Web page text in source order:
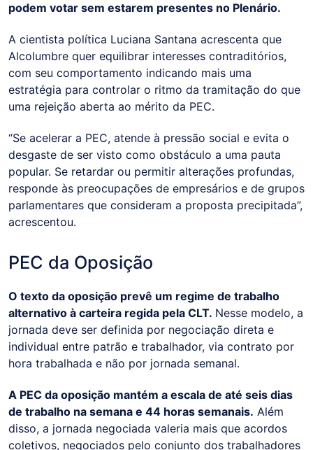
podem votar sem estarem presentes no Plenário.
A cientista política Luciana Santana acrescenta que
Alcolumbre quer equilibrar interesses contraditórios,
com seu comportamento indicando mais uma
estratégia para controlar o ritmo da tramitação do que
uma rejeição aberta ao mérito da PEC.
“Se acelerar a PEC, atende à pressão social e evita o
desgaste de ser visto como obstáculo a uma pauta
popular. Se retardar ou permitir alterações profundas,
responde às preocupações de empresários e de grupos
parlamentares que consideram a proposta precipitada”,
acrescentou.
PEC da Oposição
O texto da oposição prevê um regime de trabalho
alternativo à carteira regida pela CLT. Nesse modelo, a
jornada deve ser definida por negociação direta e
individual entre patrão e trabalhador, via contrato por
hora trabalhada e não por jornada semanal.
A PEC da oposição mantém a escala de até seis dias
de trabalho na semana e 44 horas semanais. Além
disso, a jornada negociada valeria mais que acordos
coletivos, negociados pelo conjunto dos trabalhadores